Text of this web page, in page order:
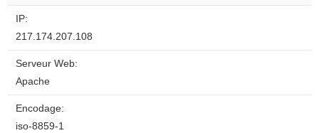
IP:
217.174.207.108
Serveur Web:
Apache
Encodage:
iso-8859-1